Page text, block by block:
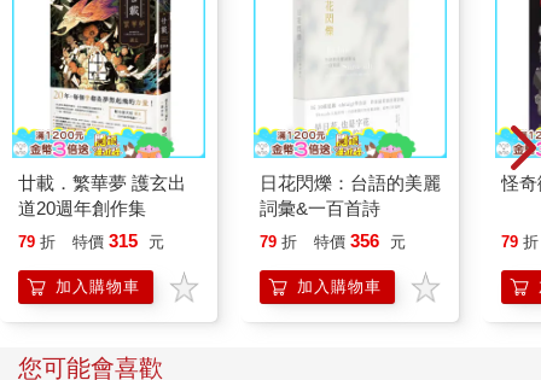
廿載．繁華夢 護玄出
道20週年創作集
79 折 特價 315 元
加入購物車
日花閃爍：台語的美麗
詞彙&一百首詩
79 折 特價 356 元
加入購物車
怪
79 折
您可能會喜歡